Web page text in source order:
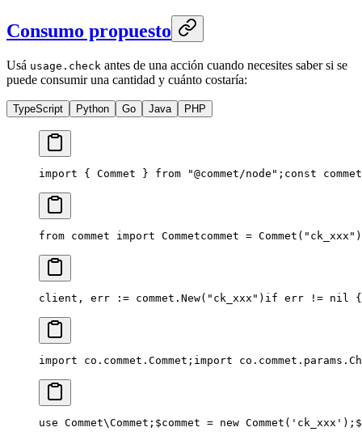
Consumo propuesto
Usá usage.check antes de una acción cuando necesites saber si se
puede consumir una cantidad y cuánto costaría:
TypeScript Python Go Java PHP
import { Commet } from "@commet/node"; const
from commet import Commetcommet = Commet("ck_xxx")
client, err := commet.New("ck_xxx") if err != nil {
import co.commet.Commet; import
use Commet\Commet; $commet = new Commet('ck_xxx');